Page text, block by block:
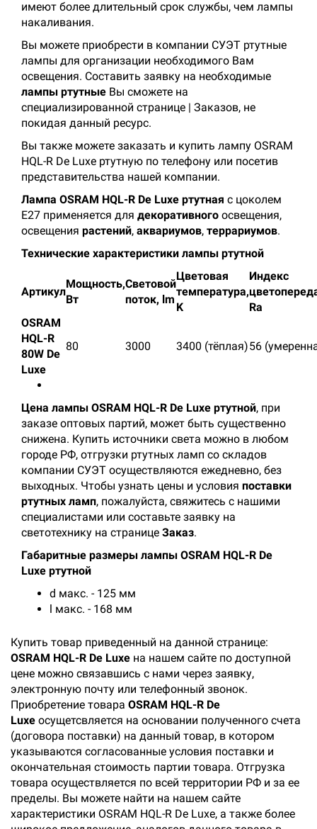
имеют более длительный срок службы, чем лампы
накаливания.
Вы можете приобрести в компании СУЭТ ртутные
лампы для организации необходимого Вам
освещения. Составить заявку на необходимые
лампы ртутные Вы сможете на
специализированной странице | Заказов, не
покидая данный ресурс.
Вы также можете заказать и купить лампу OSRAM
HQL-R De Luxe ртутную по телефону или посетив
представительства нашей компании.
Лампа OSRAM HQL-R De Luxe ртутная с цоколем
E27 применяется для декоративного освещения,
освещения растений, аквариумов, террариумов.
Технические характеристики лампы ртутной
Артикул
Мощность,
Вт
Световой
поток, lm
Цветовая
температура,
K
Индекс
Ra
OSRAM
HQL-R
80W De
Luxe
80 3000 3400 (тёплая)56
Цена лампы OSRAM HQL-R De Luxe ртутной, при
заказе оптовых партий, может быть существенно
снижена. Купить источники света можно в любом
городе РФ, отгрузки ртутных ламп со складов
компании СУЭТ осуществляются ежедневно, без
выходных. Чтобы узнать цены и условия поставки
ртутных ламп, пожалуйста, свяжитесь с нашими
специалистами или составьте заявку на
светотехнику на странице Заказ.
Габаритные размеры лампы OSRAM HQL-R De
Luxe ртутной
d макс. - 125 мм
l макс. - 168 мм
Купить товар приведенный на данной странице:
OSRAM HQL-R De Luxe на нашем сайте по доступной
цене можно связавшись с нами через заявку,
электронную почту или телефонный звонок.
Приобретение товара OSRAM HQL-R De
Luxe осущетсвляется на основании полученного счета
(договора поставки) на данный товар, в котором
указываются согласованные условия поставки и
окончательная стоимость партии товара. Отгрузка
товара осуществляется по всей территории РФ и за ее
пределы. Вы можете найти на нашем сайте
характеристики OSRAM HQL-R De Luxe, а также более